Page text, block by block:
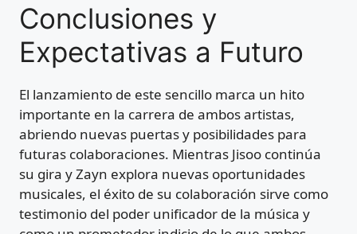
Conclusiones y
Expectativas a Futuro
El lanzamiento de este sencillo marca un hito
importante en la carrera de ambos artistas,
abriendo nuevas puertas y posibilidades para
futuras colaboraciones. Mientras Jisoo continúa
su gira y Zayn explora nuevas oportunidades
musicales, el éxito de su colaboración sirve como
testimonio del poder unificador de la música y